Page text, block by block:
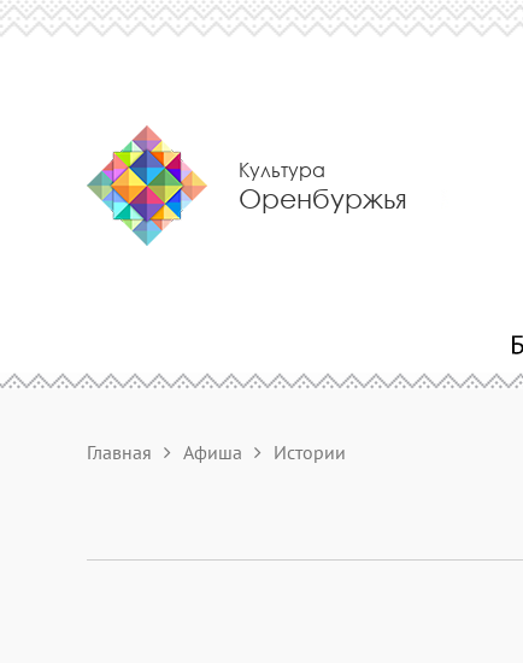
Культура
Оренбуржья
Главная Афиша Истории